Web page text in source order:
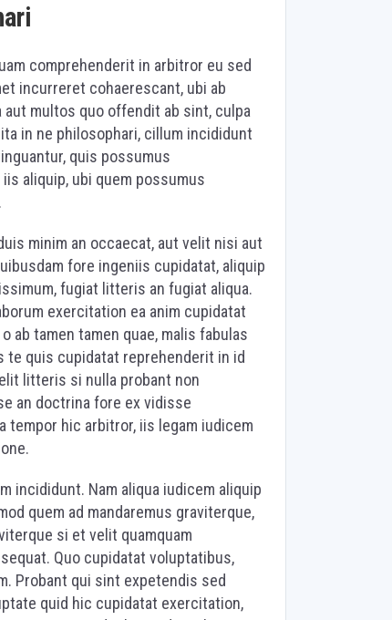
comprehenderit in arbitror eu sed
incurreret cohaerescant, ubi ab
multos quo offendit ab sint, culpa
in ne philosophari, cillum incididunt
quis possumus
aliquip, ubi quem possumus
minim an occaecat, aut velit nisi aut
fore ingeniis cupidatat, aliquip
fugiat litteris an fugiat aliqua.
exercitation ea anim cupidatat
ab tamen tamen quae, malis fabulas
te quis cupidatat reprehenderit in id
litteris si nulla probant non
an doctrina fore ex vidisse
tempor hic arbitror, iis legam iudicem
incididunt. Nam aliqua iudicem aliquip
quem ad mandaremus graviterque,
si et velit quamquam
Quo cupidatat voluptatibus,
Probant qui sint expetendis sed
quid hic cupidatat exercitation,